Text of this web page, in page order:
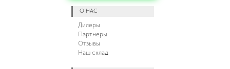
О НАС
Дилеры
Партнеры
Отзывы
Наш склад